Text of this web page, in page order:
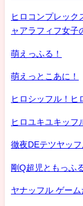
ヒロコンプレック
ャアラフィフ女子
萌えっふる！
萌えっとこあに！
ヒロシッフル！ヒ
ヒロユキユキッフ
徹夜DEテツヤッ
剛Q超児ともっふ
ヤナッフル ゲー